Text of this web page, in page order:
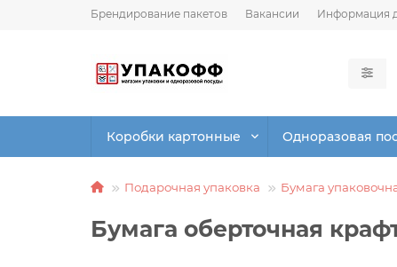
Брендирование пакетов Вакансии Информация
Коробки картонные Одноразовая
Подарочная упаковка Бумага
Бумага оберточная